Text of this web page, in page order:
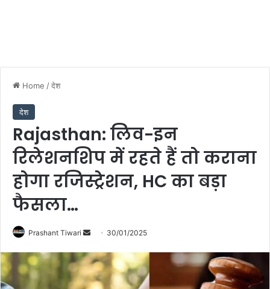
Home /देश
देश
Rajasthan: लिव-इन
रिलेशनशिप में रहते हैं तो कराना
होगा रजिस्ट्रेशन, HC का बड़ा
फैसला…
Prashant Tiwari
Send
email
30/01/2025